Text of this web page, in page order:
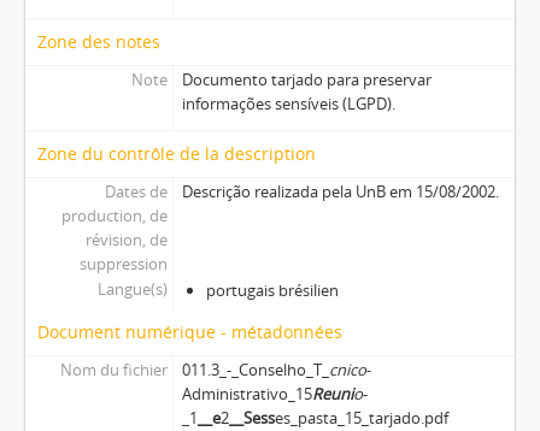
Zone des notes
Note
Documento tarjado para preservar
informações sensíveis (LGPD).
Zone du contrôle de la description
Dates de
production, de
révision, de
suppression
Descrição realizada pela UnB em 15/08/2002.
Langue(s) portugais brésilien
Document numérique - métadonnées
Nom du fichier 011.3_-_Conselho_T_ cnico-
Administrativo_15Reunio-
_1 __e2__Sesses_pasta_15_tarjado.pdf